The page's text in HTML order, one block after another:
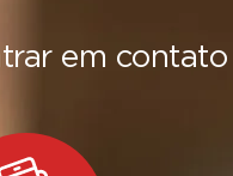
em contato